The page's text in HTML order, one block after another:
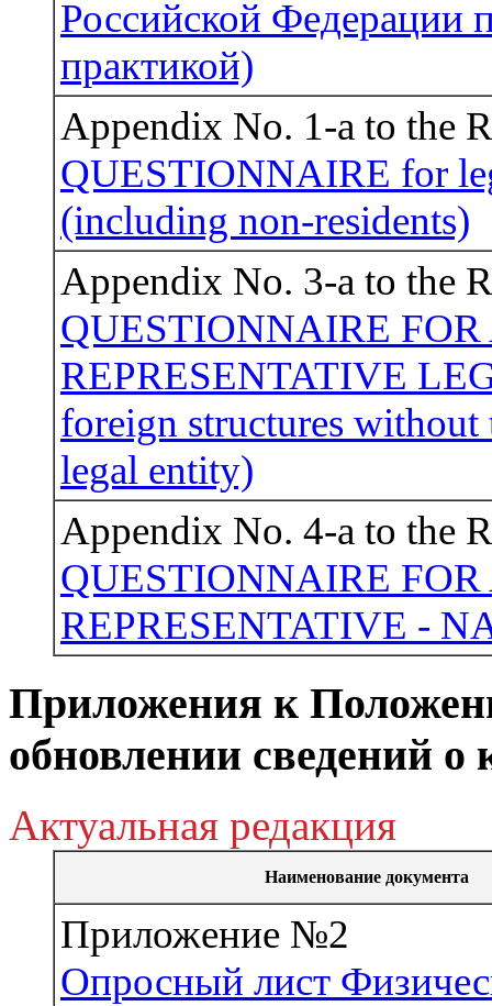
Российской Федерации
практикой)
Appendix No. 1-a to the
QUESTIONNAIRE for
(including non-residents)
Appendix No. 3-a to the
QUESTIONNAIRE
REPRESENTATIVE
foreign structures
legal entity)
Appendix No. 4-a to the
QUESTIONNAIRE
REPRESENTATIVE -
Приложения к
обновлении сведений
Актуальная редакция
Наименование документа
Приложение №2
Опросный лист